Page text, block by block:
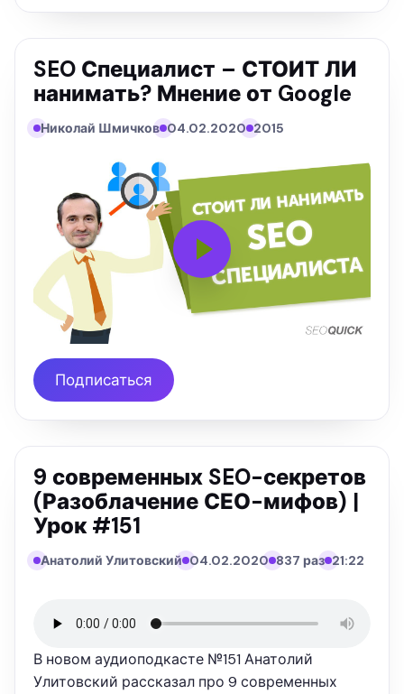
SEO Специалист – СТОИТ ЛИ
нанимать? Мнение от Google
Николай Шмичков 04.02.2020 2015
Подписаться
9 современных SEO-секретов
(Разоблачение СЕО-мифов) |
Урок #151
Анатолий Улитовский 04.02.2020 837 раз 21:22
В новом аудиоподкасте №151 Анатолий
Улитовский рассказал про 9 современных